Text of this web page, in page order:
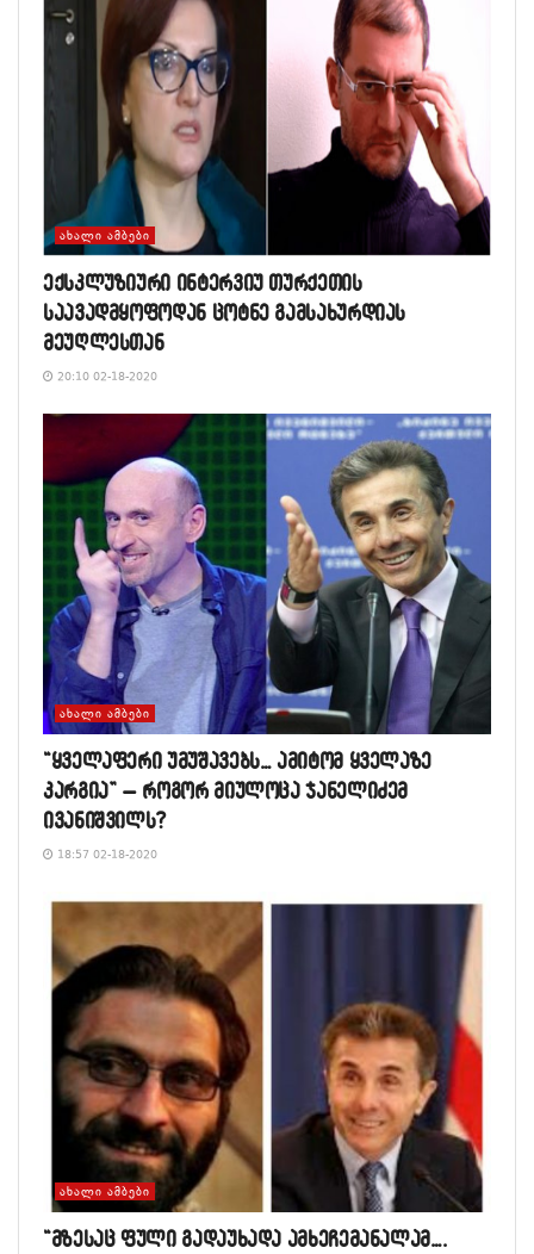
ᲐᲮᲐᲚᲘ ᲐᲛᲑᲔᲑᲘ
ექსკლუზიური ინტერვიუ თურქეთის
საავადმყოფოდან ცოტნე გამსახურდიას
მეუღლესთან
20:10 02-18-2020
ᲐᲮᲐᲚᲘ ᲐᲛᲑᲔᲑᲘ
“ყველაფერი უმუშავებს… ამიტომ ყველაზე
კარგია” – როგორ მიულოცა ჯანელიძემ
ივანიშვილს?
18:57 02-18-2020
ᲐᲮᲐᲚᲘ ᲐᲛᲑᲔᲑᲘ
“მზესაც ფული გადაუხადა ამხეჩემანალამ….